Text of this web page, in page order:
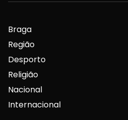
Braga
Região
Desporto
Religião
Nacional
Internacional